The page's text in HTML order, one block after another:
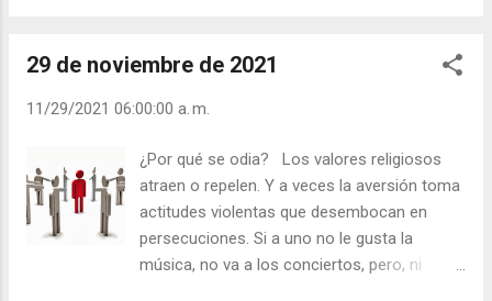
sufren de un nerviosismo inexplicable porque el
termine el tiempo. ¿Las prisas es signo de
da tiempo al tiempo. - ¿Confundes reflexión con
negligencia? - ¿Por qué eres lento para hacer el
bien y rápido para hacer el mal? Julián Escobar. |
Lecturas del Día (+ Leer ). | Evangelio y
Meditación (+ Leer ) | | Santo del día (+ Leer ) |
29 de noviembre de 2021
11/29/2021 06:00:00 a. m.
¿Por qué se odia? Los valores religiosos
atraen o repelen. Y a veces la aversión toma
actitudes violentas que desembocan en
persecuciones. Si a uno no le gusta la
música, no va a los conciertos, pero, ni